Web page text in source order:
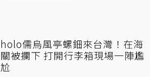
holo儒烏風亭螺鈿來台灣！在海
關被攔下 打開行李箱現場一陣尷
尬